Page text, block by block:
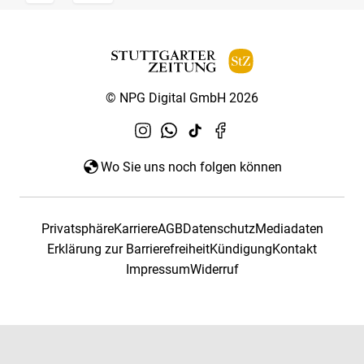
© NPG Digital GmbH 2026
Wo Sie uns noch folgen können
PrivatsphäreKarriereAGBDatenschutzMediadaten
Erklärung zur BarrierefreiheitKündigungKontakt
ImpressumWiderruf